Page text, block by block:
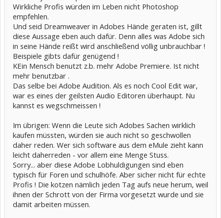
Wirkliche Profis würden im Leben nicht Photoshop
empfehlen.
Und seid Dreamweaver in Adobes Hände geraten ist, gillt
diese Aussage eben auch dafür. Denn alles was Adobe sich
in seine Hände reißt wird anschließend völlig unbrauchbar !
Beispiele gibts dafür genügend !
KEin Mensch benutzt z.b. mehr Adobe Premiere. Ist nicht
mehr benutzbar .
Das selbe bei Adobe Audition. Als es noch Cool Edit war,
war es eines der geilsten Audio Editoren überhaupt. Nu
kannst es wegschmeissen !
Im übrigen: Wenn die Leute sich Adobes Sachen wirklich
kaufen müssten, würden sie auch nicht so geschwollen
daher reden. Wer sich software aus dem eMule zieht kann
leicht daherreden - vor allem eine Menge Stuss.
Sorry... aber diese Adobe Lobhuldigungen sind eben
typisch für Foren und schulhöfe. Aber sicher nicht für echte
Profis ! Die kotzen nämlich jeden Tag aufs neue herum, weil
ihnen der Schrott von der Firma vorgesetzt wurde und sie
damit arbeiten müssen.